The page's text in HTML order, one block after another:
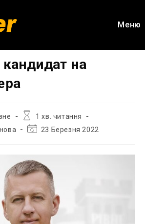
Меню
на
Час
читання:
1 хв. читання
Остання23 Березня 2022